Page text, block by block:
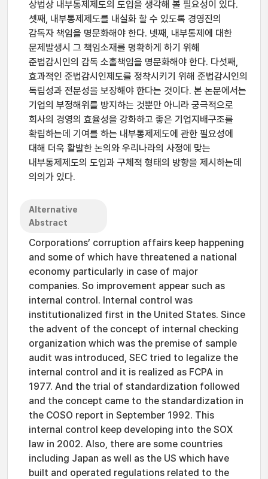
상법상 내부통제제도의 도입을 생각해 볼 필요성이 있다.
셋째, 내부통제제도를 내실화 할 수 있도록 경영진의
감독자 책임을 명문화해야 한다. 넷째, 내부통제에 대한
문제발생시 그 책임소재를 명확하게 하기 위해
준법감시인의 감독 소홀책임을 명문화해야 한다. 다섯째,
효과적인 준법감시인제도를 정착시키기 위해 준법감시인의
독립성과 전문성을 보장해야 한다는 것이다. 본 논문에서는
기업의 부정해위를 방지하는 것뿐만 아니라 궁극적으로
회사의 경영의 효율성을 강화하고 좋은 기업지배구조를
확립하는데 기여를 하는 내부통제제도에 관한 필요성에
대해 더욱 활발한 논의와 우리나라의 사정에 맞는
내부통제제도의 도입과 구체적 형태의 방향을 제시하는데
의의가 있다.
Alternative
Abstract
Corporations’ corruption affairs keep happening
and some of which have threatened a national
economy particularly in case of major
companies. So improvement appear such as
internal control. Internal control was
institutionalized first in the United States. Since
the advent of the concept of internal checking
organization which was the premise of sample
audit was introduced, SEC tried to legalize the
internal control and it is realized as FCPA in
1977. And the trial of standardization followed
and the concept came to the standardization in
the COSO report in September 1992. This
internal control keep developing into the SOX
law in 2002. Also, there are some countries
including Japan as well as the US which have
built and operated regulations related to the